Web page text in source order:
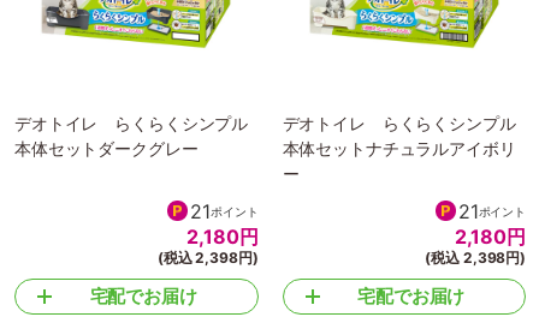
デオトイレ らくらくシンプル
本体セットダークグレー
21ポイント
2,180円
(税込 2,398円)
宅配でお届け
デオトイレ らくらくシンプル
本体セットナチュラルアイボリ
ー
21ポイント
2,180円
(税込 2,398円)
宅配でお届け